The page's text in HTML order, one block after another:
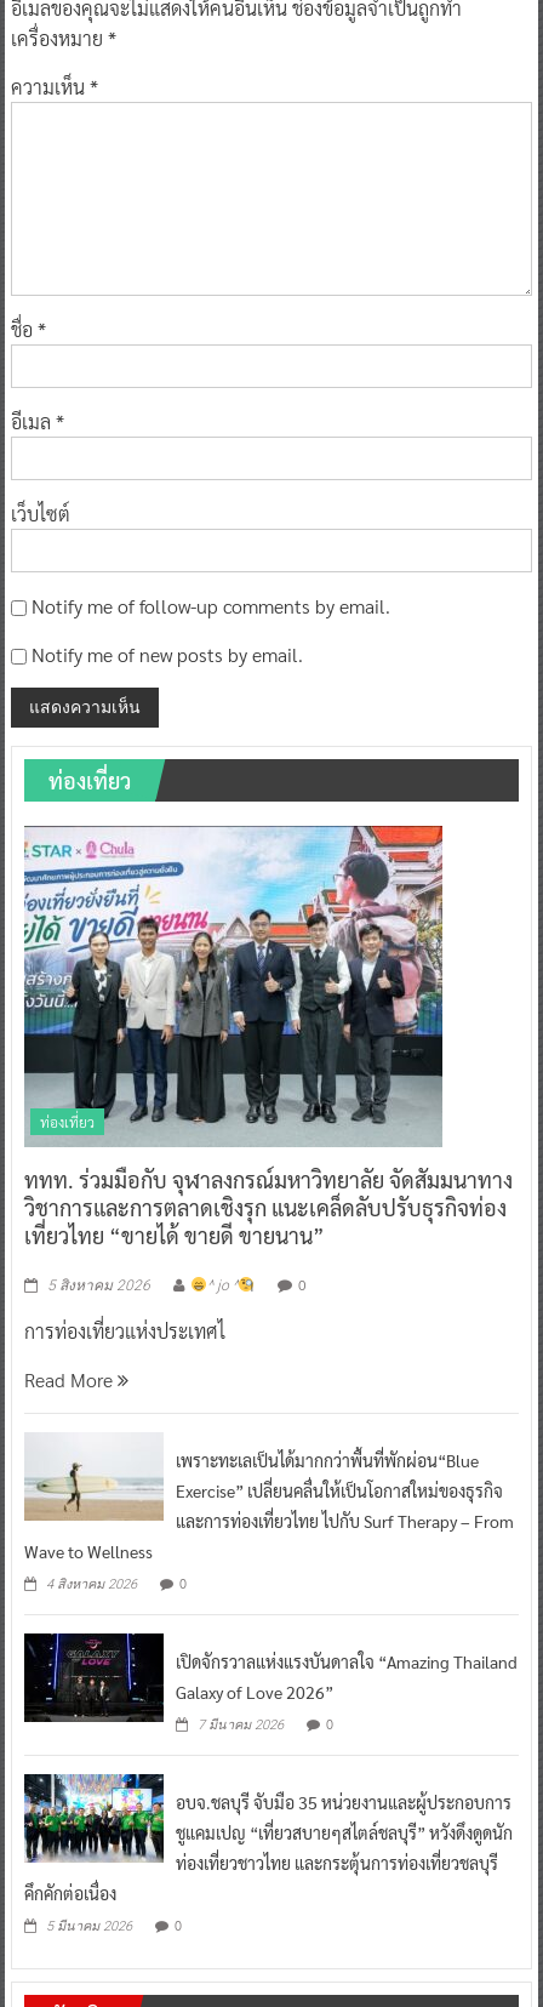
อีเมลของคุณจะไม่แสดงให้คนอื่นเห็นช่องข้อมูลจำเป็นถูกทำ
เครื่องหมาย *
ความเห็น*
ชื่อ *
อีเมล *
เว็บไซต์
Notify me of follow-up comments by email.
Notify me of new posts by email.
ท่องเที่ยว
ท่องเที่ยว
ททท. ร่วมมือกับ จุฬาลงกรณ์มหาวิทยาลัย จัดสัมมนาทาง
วิชาการและการตลาดเชิงรุก แนะเคล็ดลับปรับธุรกิจท่อง
เที่ยวไทย “ขายได้ ขายดี ขายนาน”
5 สิงหาคม 2026 ^ jo ^ 0
การท่องเที่ยวแห่งประเทศไ
Read More
เพราะทะเลเป็นได้มากกว่าพื้นที่พักผ่อน“Blue
Exercise” เปลี่ยนคลื่นให้เป็นโอกาสใหม่ของธุรกิจ
และการท่องเที่ยวไทย ไปกับ Surf Therapy – From
Wave to Wellness
4 สิงหาคม 2026 0
เปิดจักรวาลแห่งแรงบันดาลใจ “Amazing Thailand
Galaxy of Love 2026”
7 มีนาคม 2026 0
อบจ.ชลบุรี จับมือ 35 หน่วยงานและผู้ประกอบการ
ชูแคมเปญ “เที่ยวสบายๆสไตล์ชลบุรี” หวังดึงดูดนัก
ท่องเที่ยวชาวไทย และกระตุ้นการท่องเที่ยวชลบุรี
คึกคักต่อเนื่อง
5 มีนาคม 2026 0